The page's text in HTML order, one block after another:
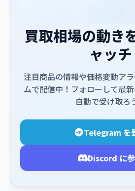
買取相場の動き
ャッチ
注目商品の情報や価格変動ア
ムで配信中！フォローして最
自動で受け取ろ
Telegram を
Discord に